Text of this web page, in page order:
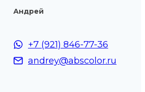
Андрей
+7 (921) 846-77-36
andrey@abscolor.ru